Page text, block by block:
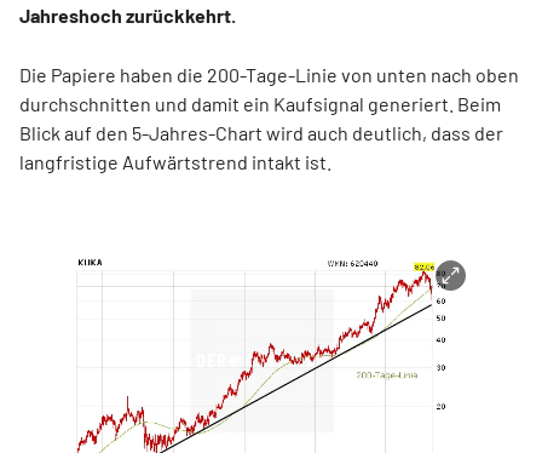
Jahreshoch zurückkehrt.
Die Papiere haben die 200-Tage-Linie von unten nach oben
durchschnitten und damit ein Kaufsignal generiert. Beim
Blick auf den 5-Jahres-Chart wird auch deutlich, dass der
langfristige Aufwärtstrend intakt ist.